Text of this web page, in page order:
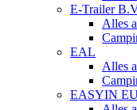
E-Trailer
Alles
EAL
Alles
EASYIN